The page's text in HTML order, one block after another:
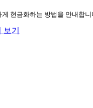
현금화하는 방법을 안내합니
보기